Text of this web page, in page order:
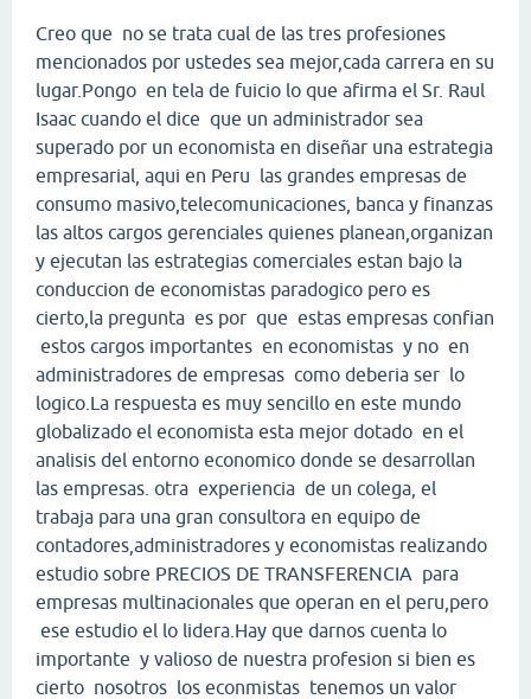
Creo que no se trata cual de las tres profesiones
mencionados por ustedes sea mejor,cada carrera en su
lugar.Pongo en tela de fuicio lo que afirma el Sr. Raul
Isaac cuando el dice que un administrador sea
superado por un economista en diseñar una estrategia
empresarial, aqui en Peru las grandes empresas de
consumo masivo,telecomunicaciones, banca y finanzas
las altos cargos gerenciales quienes planean,organizan
y ejecutan las estrategias comerciales estan bajo la
conduccion de economistas paradogico pero es
cierto,la pregunta es por que estas empresas confian
estos cargos importantes en economistas y no en
administradores de empresas como deberia ser lo
logico.La respuesta es muy sencillo en este mundo
globalizado el economista esta mejor dotado en el
analisis del entorno economico donde se desarrollan
las empresas. otra experiencia de un colega, el
trabaja para una gran consultora en equipo de
contadores,administradores y economistas realizando
estudio sobre PRECIOS DE TRANSFERENCIA para
empresas multinacionales que operan en el peru,pero
ese estudio el lo lidera.Hay que darnos cuenta lo
importante y valioso de nuestra profesion si bien es
cierto nosotros los econmistas tenemos un valor